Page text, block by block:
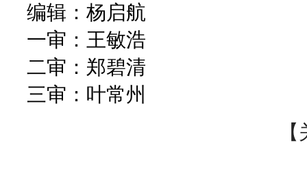
编辑：杨启航
一审：王敏浩
二审：郑碧清
三审：叶常州